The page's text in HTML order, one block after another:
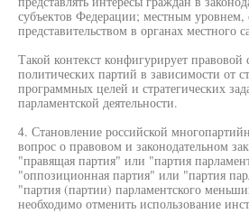
субъектов Федерации; местным уровнем,
представительством в органах местного
Такой контекст конфигурирует правовой
политических партий в зависимости от
программных целей и стратегических
парламентской деятельности.
4. Становление российской
вопрос о правовом и законодательном
"правящая партия" или "партия
"оппозиционная партия" или "партия
"партия (партии) парламентского
необходимо отменить использование